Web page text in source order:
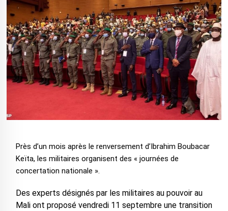
Près d’un mois après le renversement d’Ibrahim Boubacar
Keïta, les militaires organisent des « journées de
concertation nationale ».
Des experts désignés par les militaires au pouvoir au
Mali ont proposé vendredi 11 septembre une transition